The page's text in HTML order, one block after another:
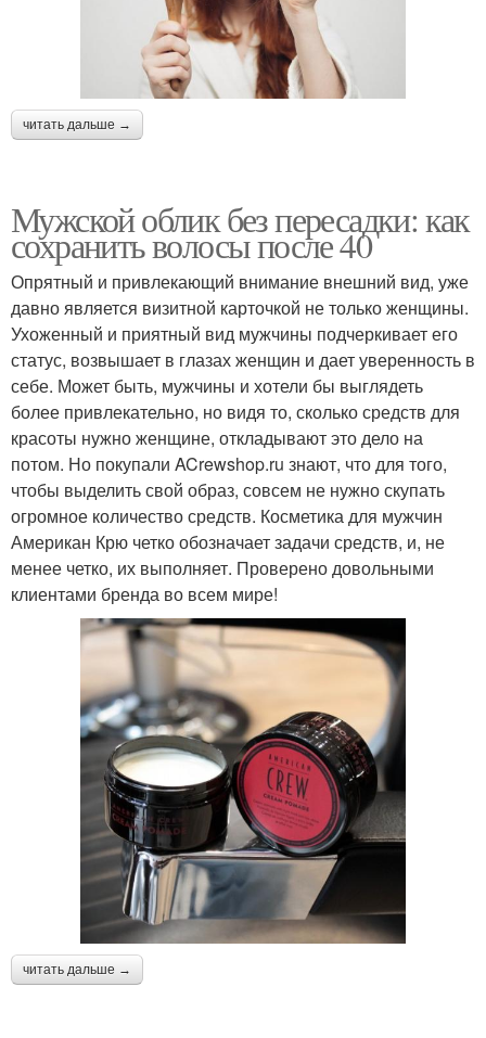
читать дальше →
Мужской облик без пересадки: как
сохранить волосы после 40
Опрятный и привлекающий внимание внешний вид, уже
давно является визитной карточкой не только женщины.
Ухоженный и приятный вид мужчины подчеркивает его
статус, возвышает в глазах женщин и дает уверенность в
себе. Может быть, мужчины и хотели бы выглядеть
более привлекательно, но видя то, сколько средств для
красоты нужно женщине, откладывают это дело на
потом. Но покупали ACrewshop.ru знают, что для того,
чтобы выделить свой образ, совсем не нужно скупать
огромное количество средств. Косметика для мужчин
Американ Крю четко обозначает задачи средств, и, не
менее четко, их выполняет. Проверено довольными
клиентами бренда во всем мире!
читать дальше →